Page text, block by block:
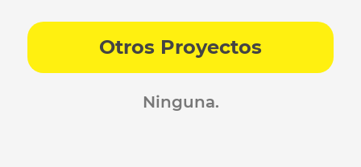
Otros Proyectos
Ninguna.